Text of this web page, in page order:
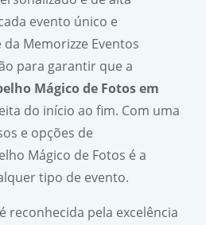
evento único e
Memorizze Eventos
para garantir que a
Mágico de Fotos em
do início ao fim. Com uma
e opções de
Mágico de Fotos é a
tipo de evento.
reconhecida pela excelência